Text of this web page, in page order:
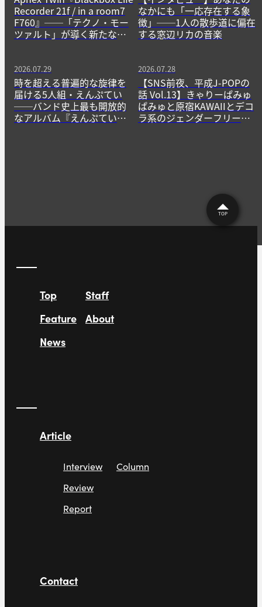
Recorder 21f / in a room7
F760』──「テクノ・モー
ツァルト」が導く新たなサ
なかにも「一応存在する象
徴」──1人の散歩道に偏在
する窓辺リカの音楽
2026.07.29
時を超える普遍的な旋律を
届ける5人組・えんぷてい
──バンド史上最も開放的
なアルバム『えんぷてい』
2026.07.28
【SNS前夜、平成J-POPの
話 Vol.13】きゃりーぱみゅ
ぱみゅと原宿KAWAIIとデコ
ラ系のジェンダーフリーな
TOP
Top
Feature
News
Staff
About
Article
Interview
Review
Report
Column
Contact